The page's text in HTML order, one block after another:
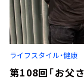
ライフスタイル・健康
第108回「お父